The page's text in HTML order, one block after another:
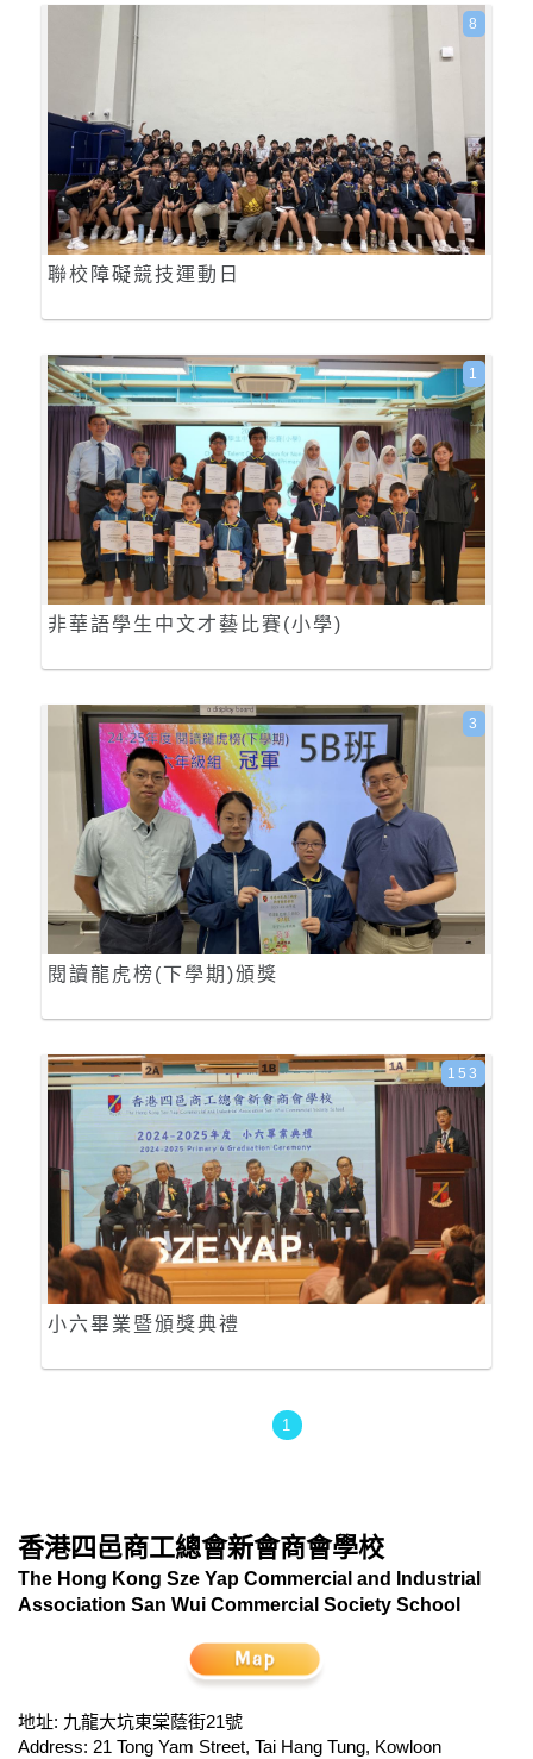
聯校障礙競技運動日
8
非華語學生中文才藝比賽(小學)
1
閱讀龍虎榜(下學期)頒獎
3
小六畢業暨頒獎典禮
153
1
香港四邑商工總會新會商會學校
The Hong Kong Sze Yap Commercial and Industrial
Association San Wui Commercial Society School
地址: 九龍大坑東棠蔭街21號
Address: 21 Tong Yam Street, Tai Hang Tung, Kowloon